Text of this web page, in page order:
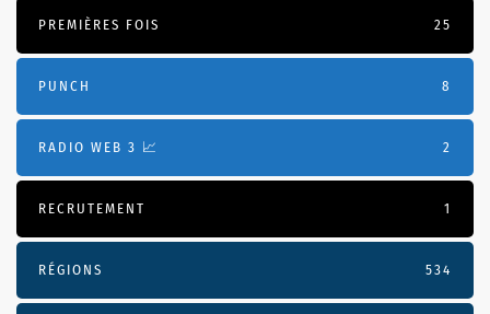
PREMIÈRES FOIS 25
PUNCH 8
RADIO WEB 3 📈 2
RECRUTEMENT 1
RÉGIONS 534